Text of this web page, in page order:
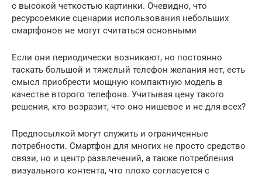
с высокой четкостью картинки. Очевидно, что
ресурсоемкие сценарии использования небольших
смартфонов не могут считаться основными
Если они периодически возникают, но постоянно
таскать большой и тяжелый телефон желания нет, есть
смысл приобрести мощную компактную модель в
качестве второго телефона. Учитывая цену такого
решения, кто возразит, что оно нишевое и не для всех?
Предпосылкой могут служить и ограниченные
потребности. Смартфон для многих не просто средство
связи, но и центр развлечений, а также потребления
визуального контента, что плохо согласуется с